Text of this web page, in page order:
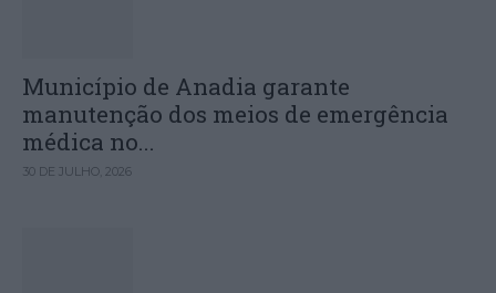
Município de Anadia garante
manutenção dos meios de emergência
médica no...
30 DE JULHO, 2026